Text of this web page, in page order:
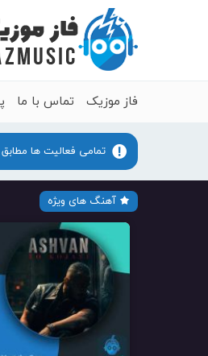
فاز موزیک تماس با ما
تمامی فعالیت ها
آهنگ های ویژه